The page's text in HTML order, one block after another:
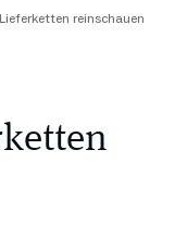
reinschauen